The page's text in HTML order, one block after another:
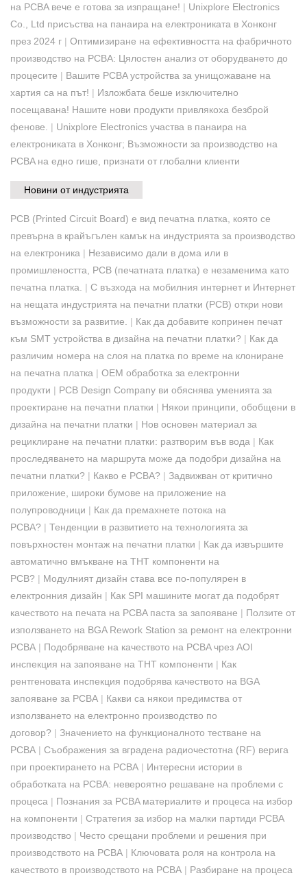
на PCBA вече е готова за изпращане! | Unixplore Electronics
Co., Ltd присъства на панаира на електрониката в Хонконг
през 2024 г | Оптимизиране на ефективността на фабричното
производство на PCBA: Цялостен анализ от оборудването до
процесите | Вашите PCBA устройства за унищожаване на
хартия са на път! | Изложбата беше изключително
посещавана! Нашите нови продукти привлякоха безброй
фенове.
| Unixplore Electronics участва в панаира на
електрониката в Хонконг; Възможности за производство на
PCBA на едно гише, признати от глобални клиенти
Новини от индустрията
PCB (Printed Circuit Board) е вид печатна платка, която се
превърна в крайъгълен камък на индустрията за производство
на електроника | Независимо дали в дома или в
промишлеността, PCB (печатната платка) е незаменима като
печатна платка.
| С възхода на мобилния интернет и Интернет
на нещата индустрията на печатни платки (PCB) откри нови
възможности за развитие.
| Как да добавите копринен печат
към SMT устройства в дизайна на печатни платки? | Как да
различим номера на слоя на платка по време на клониране
на печатна платка | OEM обработка за електронни
продукти | PCB Design Company ви обяснява уменията за
проектиране на печатни платки | ​Някои принципи, обобщени в
дизайна на печатни платки | Нов основен материал за
рециклиране на печатни платки: разтворим във вода | Как
проследяването на маршрута може да подобри дизайна на
печатни платки? | Какво е PCBA? | Задвижван от критично
приложение, широки бумове на приложение на
полупроводници | Как да премахнете потока на
PCBA? | Тенденции в развитието на технологията за
повърхностен монтаж на печатни платки | Как да извършите
автоматично вмъкване на THT компоненти на
PCB? | Модулният дизайн става все по-популярен в
електронния дизайн | Как SPI машините могат да подобрят
качеството на печата на PCBA паста за запояване | Ползите от
използването на BGA Rework Station за ремонт на електронни
PCBA | Подобряване на качеството на PCBA чрез AOI
инспекция на запояване на THT компоненти | Как
рентгеновата инспекция подобрява качеството на BGA
запояване за PCBA | Какви са някои предимства от
използването на електронно производство по
договор? | Значението на функционалното тестване на
PCBA | Съображения за вградена радиочестотна (RF) верига
при проектирането на PCBA | Интересни истории в
обработката на PCBA: невероятно решаване на проблеми с
процеса | Познания за PCBA материалите и процеса на избор
на компоненти | Стратегия за избор на малки партиди PCBA
производство | Често срещани проблеми и решения при
производството на PCBA | Ключовата роля на контрола на
качеството в производството на PCBA | Разбиране на процеса